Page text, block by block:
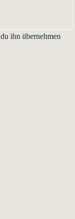
ihn übernehmen